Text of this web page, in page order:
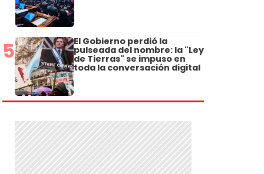
5 El Gobierno perdió la
pulseada del nombre: la "Ley
de Tierras" se impuso en
toda la conversación digital